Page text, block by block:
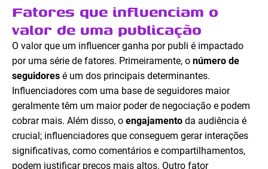
Fatores que influenciam o
valor de uma publicação
O valor que um influencer ganha por publi é impactado
por uma série de fatores. Primeiramente, o número de
seguidores é um dos principais determinantes.
Influenciadores com uma base de seguidores maior
geralmente têm um maior poder de negociação e podem
cobrar mais. Além disso, o engajamento da audiência é
crucial; influenciadores que conseguem gerar interações
significativas, como comentários e compartilhamentos,
podem justificar preços mais altos. Outro fator